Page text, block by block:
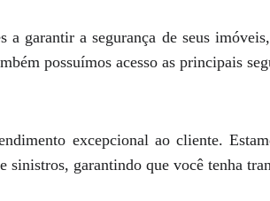
a garantir a segurança de seus
possuímos acesso as principais
excepcional ao cliente.
sinistros, garantindo que você tenha